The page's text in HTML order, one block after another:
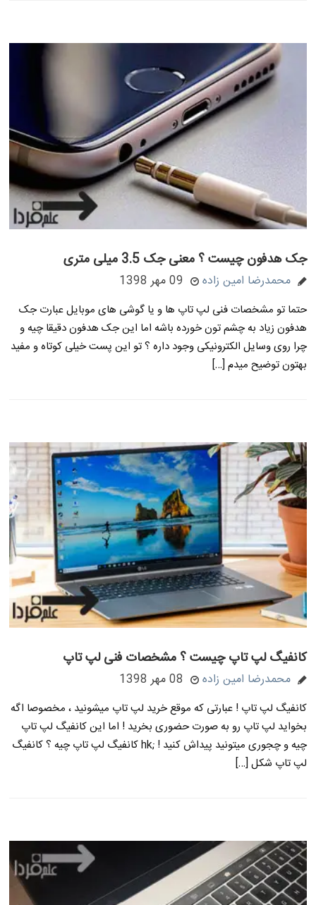
جک هدفون چیست ؟ معنی جک 3.5 میلی متری
محمدرضا امین زاده 09 مهر 1398
حتما تو مشخصات فنی لپ تاپ ها و یا گوشی های موبایل عبارت جک
هدفون زیاد به چشم تون خورده باشه اما این جک هدفون دقیقا چیه و
چرا روی وسایل الکترونیکی وجود داره ؟ تو این پست خیلی کوتاه و مفید
بهتون توضیح میدم […]
کانفیگ لپ تاپ چیست ؟ مشخصات فنی لپ تاپ
محمدرضا امین زاده 08 مهر 1398
کانفیگ لپ تاپ ! عبارتی که موقع خرید لپ تاپ میشونید ، مخصوصا اگه
بخواید لپ تاپ رو به صورت حضوری بخرید ! اما این کانفیگ لپ تاپ
چیه و چجوری میتونید پیداش کنید ! ;hk کانفیگ لپ تاپ چیه ؟ کانفیگ
لپ تاپ شکل […]